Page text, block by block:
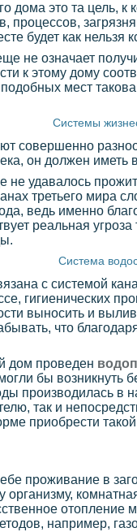
дома это та
будет как нельзя
не означает
к этому дому
мест
Системы
совершенно
он должен иметь
не удавалось
третьего мира
ведь именно
реальная
Система
с системой
гигиенических
выносить и
что
дом проведен
бы возникнуть
производилась
так и
приобрести
проживание в
организму,
например,